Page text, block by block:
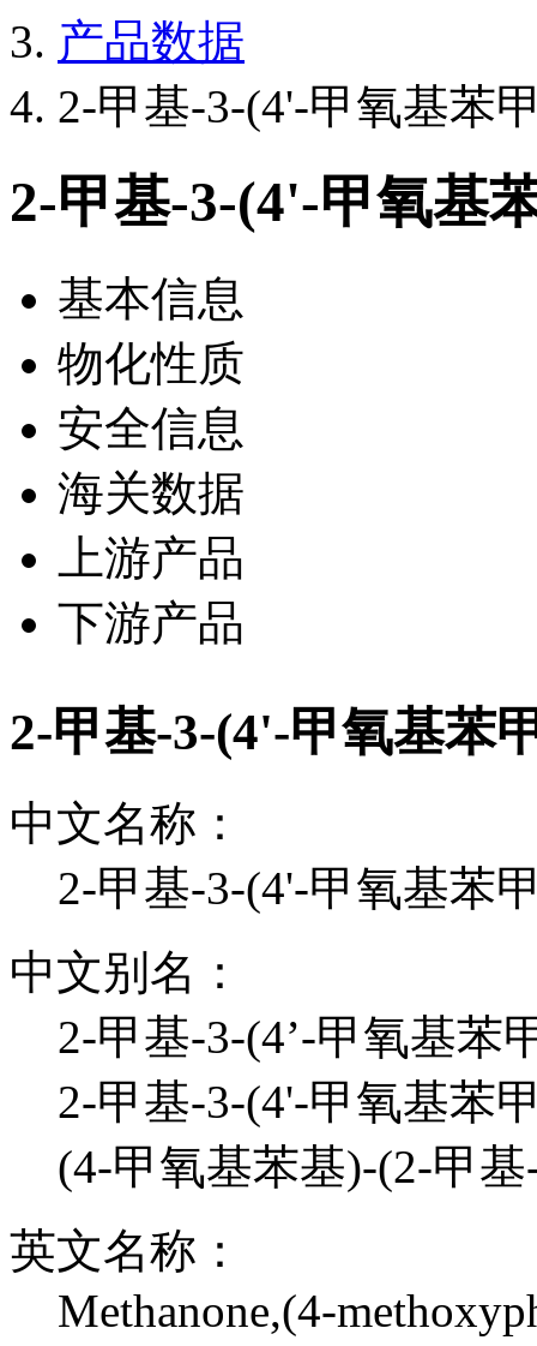
产品数据
2-甲基-3-(4'-甲氧基苯
2-甲基-3-(4'-甲氧基
基本信息
物化性质
安全信息
海关数据
上游产品
下游产品
2-甲基-3-(4'-甲氧基苯
中文名称：
2-甲基-3-(4'-甲氧基苯
中文别名：
2-甲基-3-(4’-甲氧基苯
2-甲基-3-(4'-甲氧基苯
(4-甲氧基苯基)-(2-甲
英文名称：
Methanone,(4-